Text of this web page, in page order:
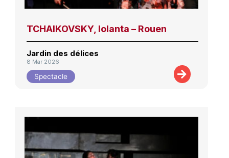
TCHAIKOVSKY, Iolanta – Rouen
Jardin des délices
8 Mar 2026
Spectacle